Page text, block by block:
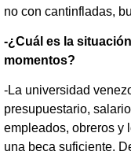
no con cantinfladas,
-¿Cuál es la
momentos?
-La universidad
presupuestario,
empleados, obreros y
una beca suficiente.